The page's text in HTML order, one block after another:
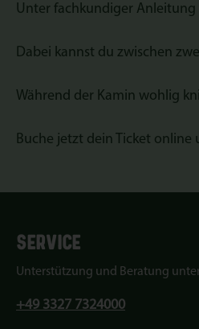
Unter fachkundiger
Dabei kannst du zwischen
Während der Kamin wohlig
Buche jetzt dein Ticket online
SERVICE
Unterstützung und Beratung
+49 3327 7324000